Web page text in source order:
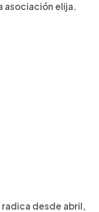
asociación elija.
desde abril,